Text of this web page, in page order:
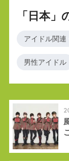
「日本」
アイドル関連
男性アイドル